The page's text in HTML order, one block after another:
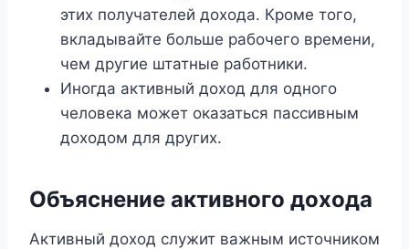
этих получателей дохода. Кроме того,
вкладывайте больше рабочего времени,
чем другие штатные работники.
Иногда активный доход для одного
человека может оказаться пассивным
доходом для других.
Объяснение активного дохода
Активный доход служит важным источником